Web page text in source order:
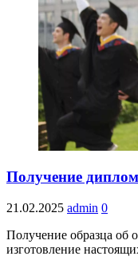
Получение
21.02.2025 admin 0
Получение образца об
изготовление